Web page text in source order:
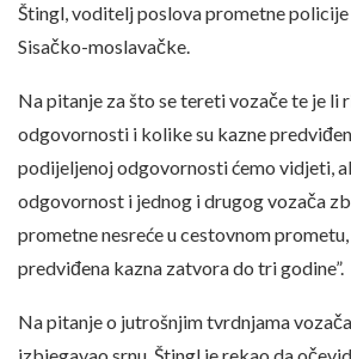
Štingl, voditelj poslova prometne
Sisačko-moslavačke.
Na pitanje za što se tereti vozače te je li
odgovornosti i kolike su kazne
podijeljenoj odgovornosti ćemo vidjeti,
odgovornost i jednog i drugog vozača
prometne nesreće u cestovnom
predviđena kazna zatvora do tri godine”.
Na pitanje o jutrošnjim tvrdnjama